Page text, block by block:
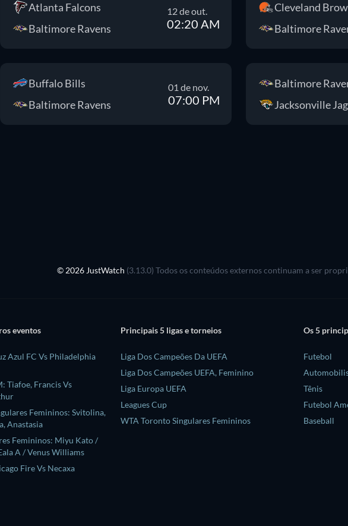
Atlanta Falcons
Baltimore Ravens
12 de out.
02:20 AM
Cleveland
Baltimore
Buffalo Bills
Baltimore Ravens
01 de nov.
07:00 PM
Baltimore
Jacksonville
© 2026 JustWatch (3.13.0) Todos os conteúdos externos continuam a ser
eventos
Azul FC Vs Philadelphia
Tiafoe, Francis Vs
Femininos: Svitolina,
Anastasia
Femininos: Miyu Kato /
A / Venus Williams
Fire Vs Necaxa
Principais 5 ligas e torneios
Liga Dos Campeões Da UEFA
Liga Dos Campeões UEFA, Feminino
Liga Europa UEFA
Leagues Cup
WTA Toronto Singulares Femininos
Os 5
Futebol
Tênis
Futebol
Baseball